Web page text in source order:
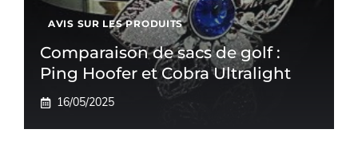
AVIS SUR LES PRODUITS
Comparaison de sacs de golf :
Ping Hoofer et Cobra Ultralight
16/05/2025